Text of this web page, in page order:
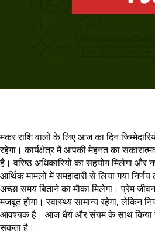
मकर राशि वालों के लिए आज का दिन
रहेगा। कार्यक्षेत्र में आपकी मेहनत का
है। वरिष्ठ अधिकारियों का सहयोग मिलेगा और
आर्थिक मामलों में समझदारी से लिया गया
अच्छा समय बिताने का मौका मिलेगा। प्रेम
मजबूत होगा। स्वास्थ्य सामान्य रहेगा, लेकिन
आवश्यक है। आज धैर्य और संयम के साथ किया
सकता है।